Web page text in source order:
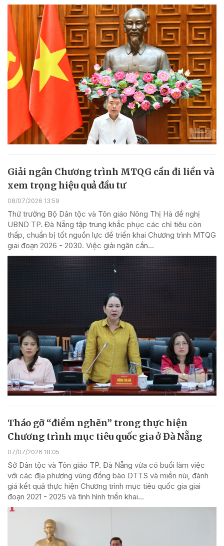
Giải ngân Chương trình MTQG cần đi liền và
xem trọng hiệu quả đầu tư
08/07/2026 13:59
Thứ trưởng Bộ Dân tộc và Tôn giáo Nông Thị Hà đề nghị
UBND TP. Đà Nẵng tập trung khắc phục các chỉ tiêu còn
thấp, chuẩn bị tốt nguồn lực để triển khai Chương trình MTQG
giai đoạn 2026 - 2030. Việc giải ngân cần...
Tháo gỡ “điểm nghẽn” trong thực hiện
Chương trình mục tiêu quốc gia ở Đà Nẵng
07/07/2026 18:05
Sở Dân tộc và Tôn giáo TP. Đà Nẵng vừa có buổi làm việc
với các địa phương vùng đồng bào DTTS và miền núi, đánh
giá kết quả thực hiện Chương trình mục tiêu quốc gia giai
đoạn 2021 - 2025 và tình hình triển khai...